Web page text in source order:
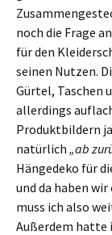
noch die Frage
für den
seinen Nutzen.
Gürtel, Taschen
allerdings
Produktbildern
natürlich „ab
Hängedeko für
und da haben
muss ich also
Außerdem hatte